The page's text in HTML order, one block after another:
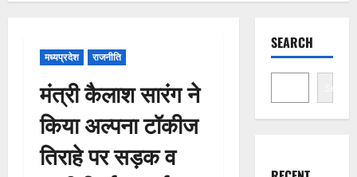
मध्यप्रदेश राजनीति
मंत्री कैलाश सारंग ने
किया अल्पना टॉकीज
तिराहे पर सड़क व
SEARCH
Search